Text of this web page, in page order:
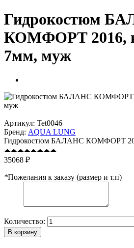
Гидрокостюм
КОМФОРТ 2016,
7мм, муж
Артикул: Tet0046
Бренд: AQUA LUNG
Гидрокостюм БАЛАНС КОМФОРТ
35068 ₽
*Пожелания к заказу (размер и т.п)
Количество:
В корзину